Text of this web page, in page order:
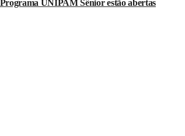
UNIPAM Sênior estão abertas